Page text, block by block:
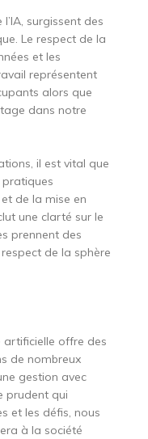
surgissent des
Le respect de la
et les
représentent
alors que
dans notre
il est vital que
pratiques
de la mise en
une clarté sur le
prennent des
de la sphère
artificielle offre des
de nombreux
gestion avec
prudent qui
et les défis, nous
à la société